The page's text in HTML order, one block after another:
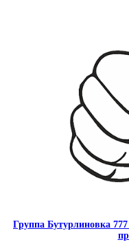
Группа Бутурлиновка